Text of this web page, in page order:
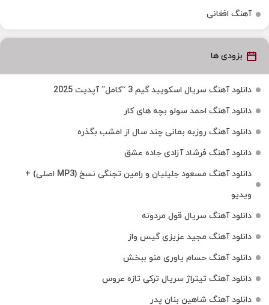
آهنگ افغانی
بزودی ها
دانلود آهنگ سریال اسکویید گیم 3 “کامل” آپدیت 2025
دانلود آهنگ احمد سولو بچه های کار
دانلود آهنگ روزبه بمانی چند سال از امشب بگذره
دانلود آهنگ فرشاد آزادی جاده عشق
دانلود آهنگ مسعود جلیلیان و رامین تجنگی نسخ (MP3 اصلی) +
ویدیو
دانلود آهنگ سریال قول مردونه
دانلود آهنگ مجید عزیزی گیس واز
دانلود آهنگ حسام یاوری منو ببخش
دانلود آهنگ تیتراژ سریال ترکی تازه عروس
دانلود آهنگ شاهین بنان پدر